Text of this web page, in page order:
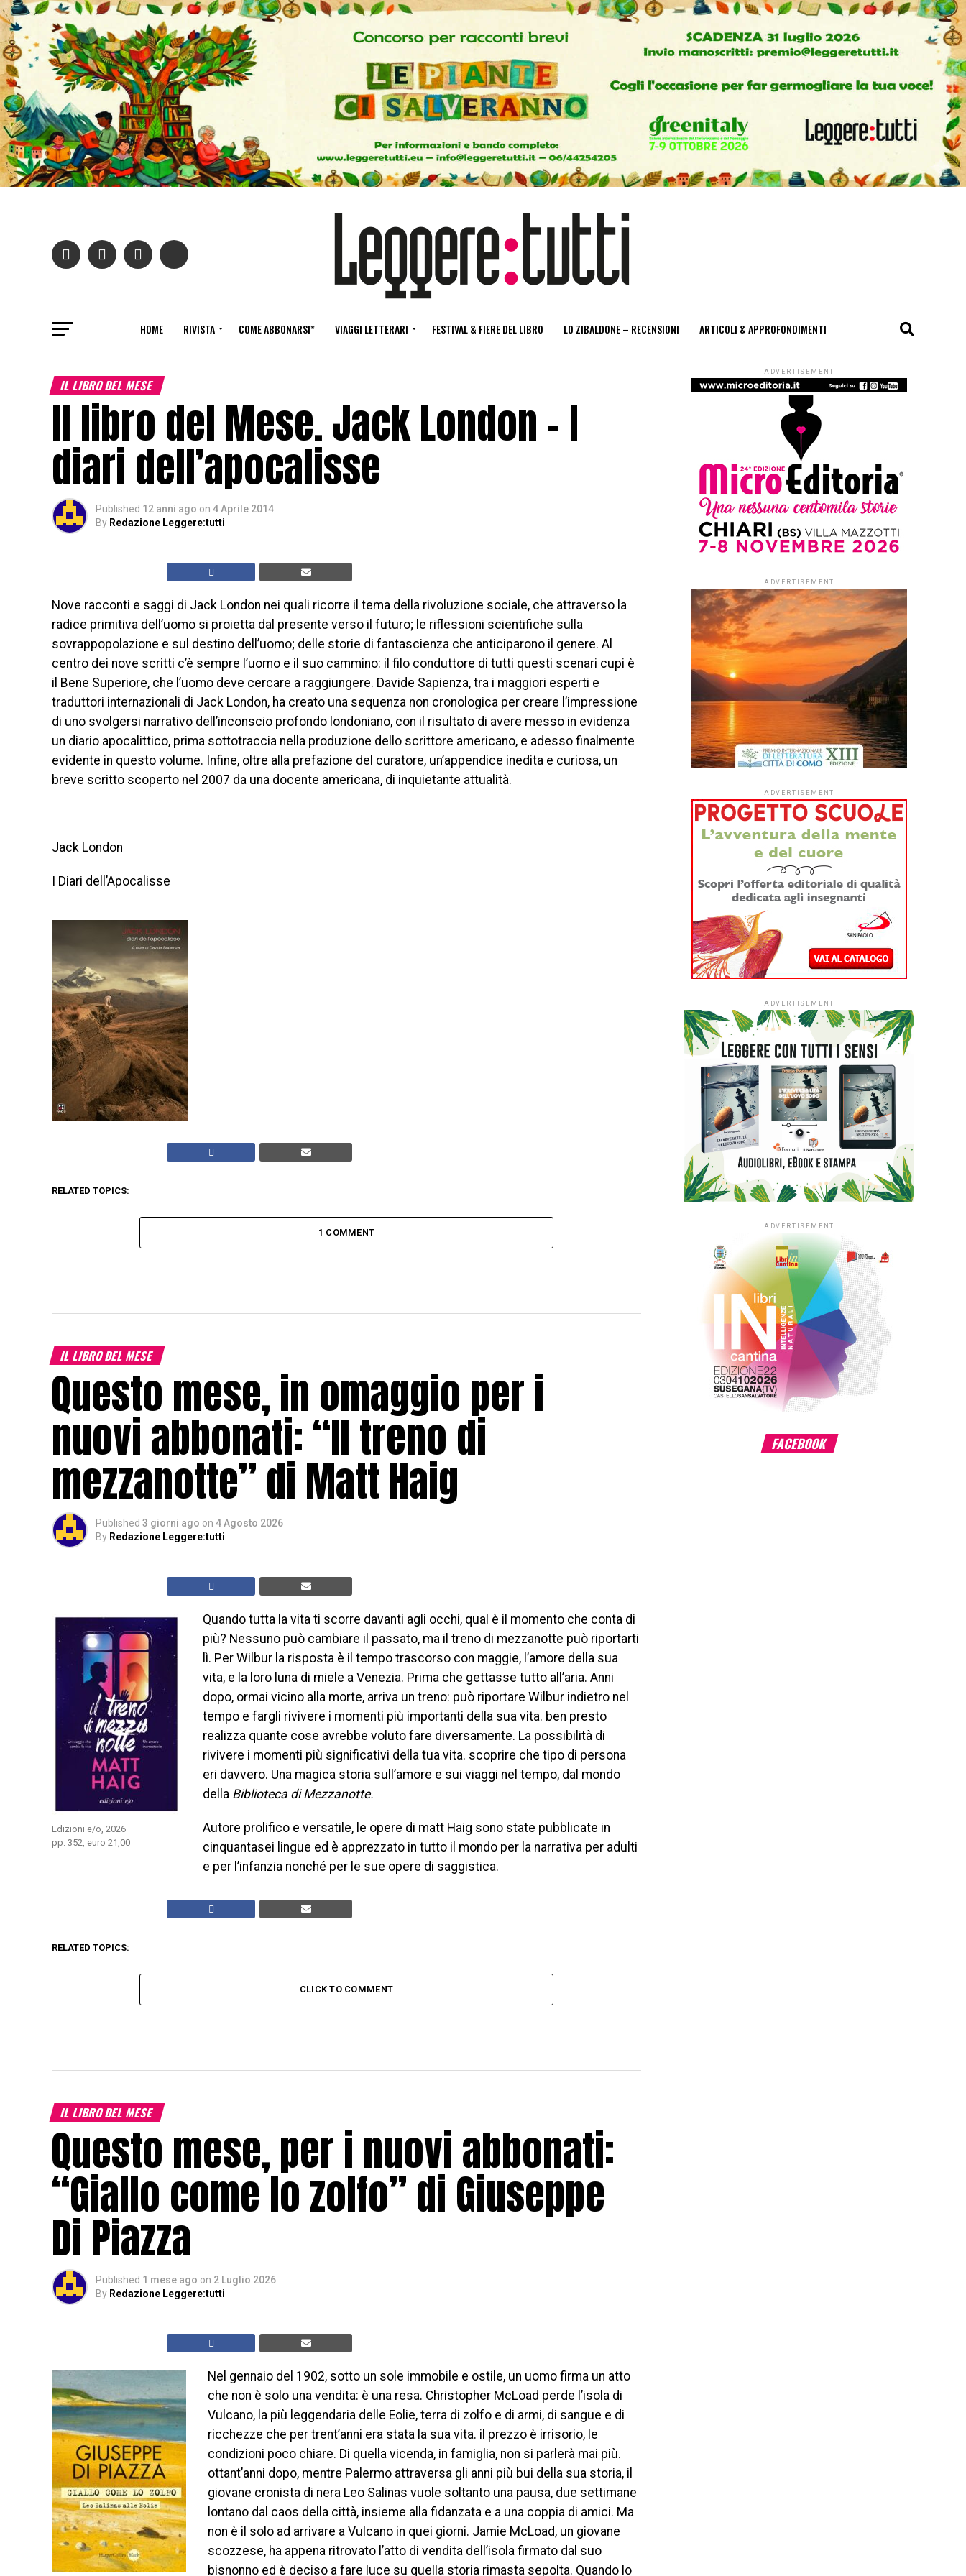
HOME RIVISTA COME ABBONARSI* VIAGGI LETTERARI FESTIVAL & FIERE DEL LIBRO LO ZIBALDONE – RECENSIONI ARTICOLI & APPROFONDIMENTI
IL LIBRO DEL MESE
Il libro del Mese. Jack London – I
diari dell’apocalisse
Published 12 anni ago on 4 Aprile 2014
By Redazione Leggere:tutti
Nove racconti e saggi di Jack London nei quali ricorre il tema della rivoluzione sociale, che attraverso la
radice primitiva dell’uomo si proietta dal presente verso il futuro; le riflessioni scientifiche sulla
sovrappopolazione e sul destino dell’uomo; delle storie di fantascienza che anticiparono il genere. Al
centro dei nove scritti c’è sempre l’uomo e il suo cammino: il filo conduttore di tutti questi scenari cupi è
il Bene Superiore, che l’uomo deve cercare a raggiungere. Davide Sapienza, tra i maggiori esperti e
traduttori internazionali di Jack London, ha creato una sequenza non cronologica per creare l’impressione
di uno svolgersi narrativo dell’inconscio profondo londoniano, con il risultato di avere messo in evidenza
un diario apocalittico, prima sottotraccia nella produzione dello scrittore americano, e adesso finalmente
evidente in questo volume. Infine, oltre alla prefazione del curatore, un’appendice inedita e curiosa, un
breve scritto scoperto nel 2007 da una docente americana, di inquietante attualità.
Jack London
I Diari dell’Apocalisse
RELATED TOPICS:
1 COMMENT
IL LIBRO DEL MESE
Questo mese, in omaggio per i
nuovi abbonati: “Il treno di
mezzanotte” di Matt Haig
Published 3 giorni ago on 4 Agosto 2026
By Redazione Leggere:tutti
Edizioni e/o, 2026
pp. 352, euro 21,00
Quando tutta la vita ti scorre davanti agli occhi, qual è il momento che conta di
più? Nessuno può cambiare il passato, ma il treno di mezzanotte può riportarti
lì. Per Wilbur la risposta è il tempo trascorso con maggie, l’amore della sua
vita, e la loro luna di miele a Venezia. Prima che gettasse tutto all’aria. Anni
dopo, ormai vicino alla morte, arriva un treno: può riportare Wilbur indietro nel
tempo e fargli rivivere i momenti più importanti della sua vita. ben presto
realizza quante cose avrebbe voluto fare diversamente. La possibilità di
rivivere i momenti più significativi della tua vita. scoprire che tipo di persona
eri davvero. Una magica storia sull’amore e sui viaggi nel tempo, dal mondo
della Biblioteca di Mezzanotte.
Autore prolifico e versatile, le opere di matt Haig sono state pubblicate in
cinquantasei lingue ed è apprezzato in tutto il mondo per la narrativa per adulti
e per l’infanzia nonché per le sue opere di saggistica.
RELATED TOPICS:
CLICK TO COMMENT
IL LIBRO DEL MESE
Questo mese, per i nuovi abbonati:
“Giallo come lo zolfo” di Giuseppe
Di Piazza
Published 1 mese ago on 2 Luglio 2026
By Redazione Leggere:tutti
Nel gennaio del 1902, sotto un sole immobile e ostile, un uomo firma un atto
che non è solo una vendita: è una resa. Christopher McLoad perde l’isola di
Vulcano, la più leggendaria delle Eolie, terra di zolfo e di armi, di sangue e di
ricchezze che per trent’anni era stata la sua vita. il prezzo è irrisorio, le
condizioni poco chiare. Di quella vicenda, in famiglia, non si parlerà mai più.
ottant’anni dopo, mentre Palermo attraversa gli anni più bui della sua storia, il
giovane cronista di nera Leo Salinas vuole soltanto una pausa, due settimane
lontano dal caos della città, insieme alla fidanzata e a una coppia di amici. Ma
non è il solo ad arrivare a Vulcano in quei giorni. Jamie McLoad, un giovane
scozzese, ha appena ritrovato l’atto di vendita dell’isola firmato dal suo
bisnonno ed è deciso a fare luce su quella storia rimasta sepolta. Quando lo
ADVERTISEMENT
ADVERTISEMENT
ADVERTISEMENT
ADVERTISEMENT
ADVERTISEMENT
FACEBOOK